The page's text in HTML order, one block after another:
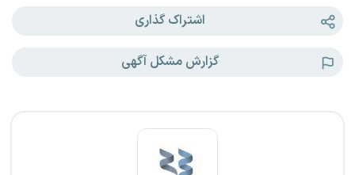
اشتراک گذاری
گزارش مشکل آگهی